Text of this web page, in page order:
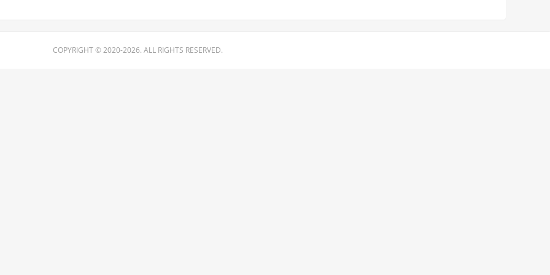
COPYRIGHT © 2020-2026. ALL RIGHTS RESERVED.